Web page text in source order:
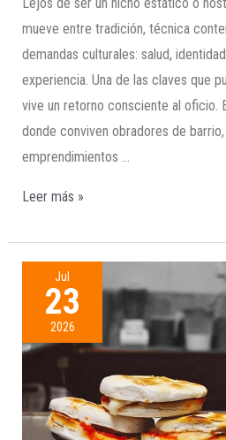
mueve entre tradición, técnica
demandas culturales: salud,
experiencia. Una de las claves que
vive un retorno consciente al oficio.
donde conviven obradores de
emprendimientos …
Leer más »
Jul
23
2026